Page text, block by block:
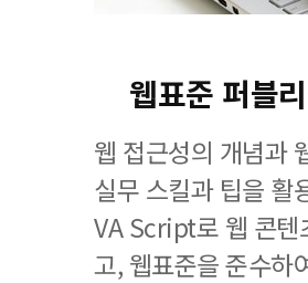
웹표준 퍼블
웹 접근성의 개념과
실무 스킬과 팁을 활
VA Script로 웹 콘텐
고, 웹표준을 준수하